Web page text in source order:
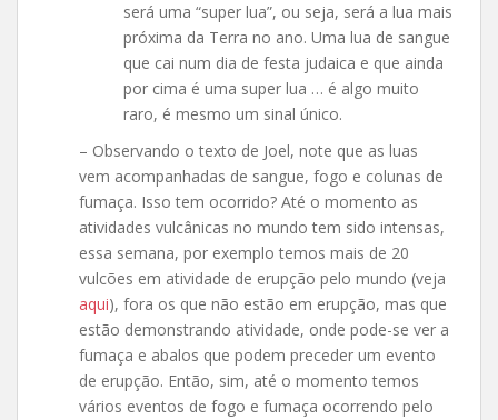
será uma “super lua”, ou seja, será a lua mais
próxima da Terra no ano. Uma lua de sangue
que cai num dia de festa judaica e que ainda
por cima é uma super lua … é algo muito
raro, é mesmo um sinal único.
– Observando o texto de Joel, note que as luas
vem acompanhadas de sangue, fogo e colunas de
fumaça. Isso tem ocorrido? Até o momento as
atividades vulcânicas no mundo tem sido intensas,
essa semana, por exemplo temos mais de 20
vulcões em atividade de erupção pelo mundo (veja
aqui), fora os que não estão em erupção, mas que
estão demonstrando atividade, onde pode-se ver a
fumaça e abalos que podem preceder um evento
de erupção. Então, sim, até o momento temos
vários eventos de fogo e fumaça ocorrendo pelo